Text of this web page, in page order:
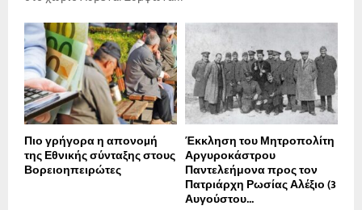
Πιο γρήγορα η απονοµή
της Εθνικής σύνταξης στους
Βορειοηπειρώτες
Έκκληση του Μητροπολίτη
Αργυροκάστρου
Παντελεήμονα προς τον
Πατριάρχη Ρωσίας Αλέξιο (3
Αυγούστου...